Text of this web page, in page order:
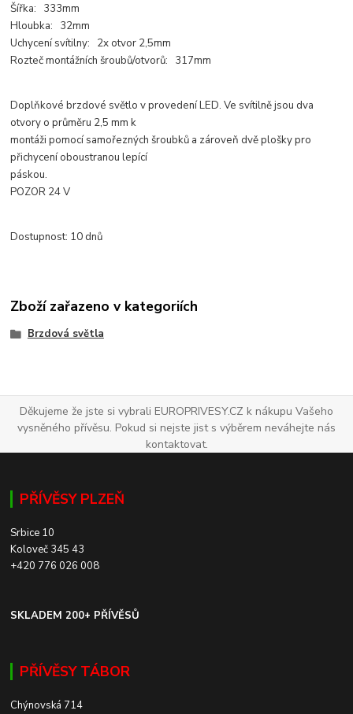
Šířka: 333mm
Hloubka: 32mm
Uchycení svítilny: 2x otvor 2,5mm
Rozteč montážních šroubů/otvorů: 317mm
Doplňkové brzdové světlo v provedení LED. Ve svítilně jsou dva
otvory o průměru 2,5 mm k
montáži pomocí samořezných šroubků a zároveň dvě plošky pro
přichycení oboustranou lepící
páskou.
POZOR 24 V
Dostupnost: 10 dnů
Zboží zařazeno v kategoriích
Brzdová světla
Děkujeme že jste si vybrali EUROPRIVESY.CZ k nákupu Vašeho
vysněného přívěsu. Pokud si nejste jist s výběrem neváhejte nás
kontaktovat.
PŘÍVĚSY PLZEŇ
Srbice 10
Koloveč 345 43
+420 776 026 008
SKLADEM 200+ PŘÍVĚSŮ
PŘÍVĚSY TÁBOR
Chýnovská 714